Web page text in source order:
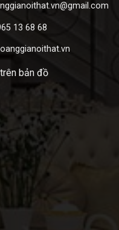
13 68 68
bản đồ